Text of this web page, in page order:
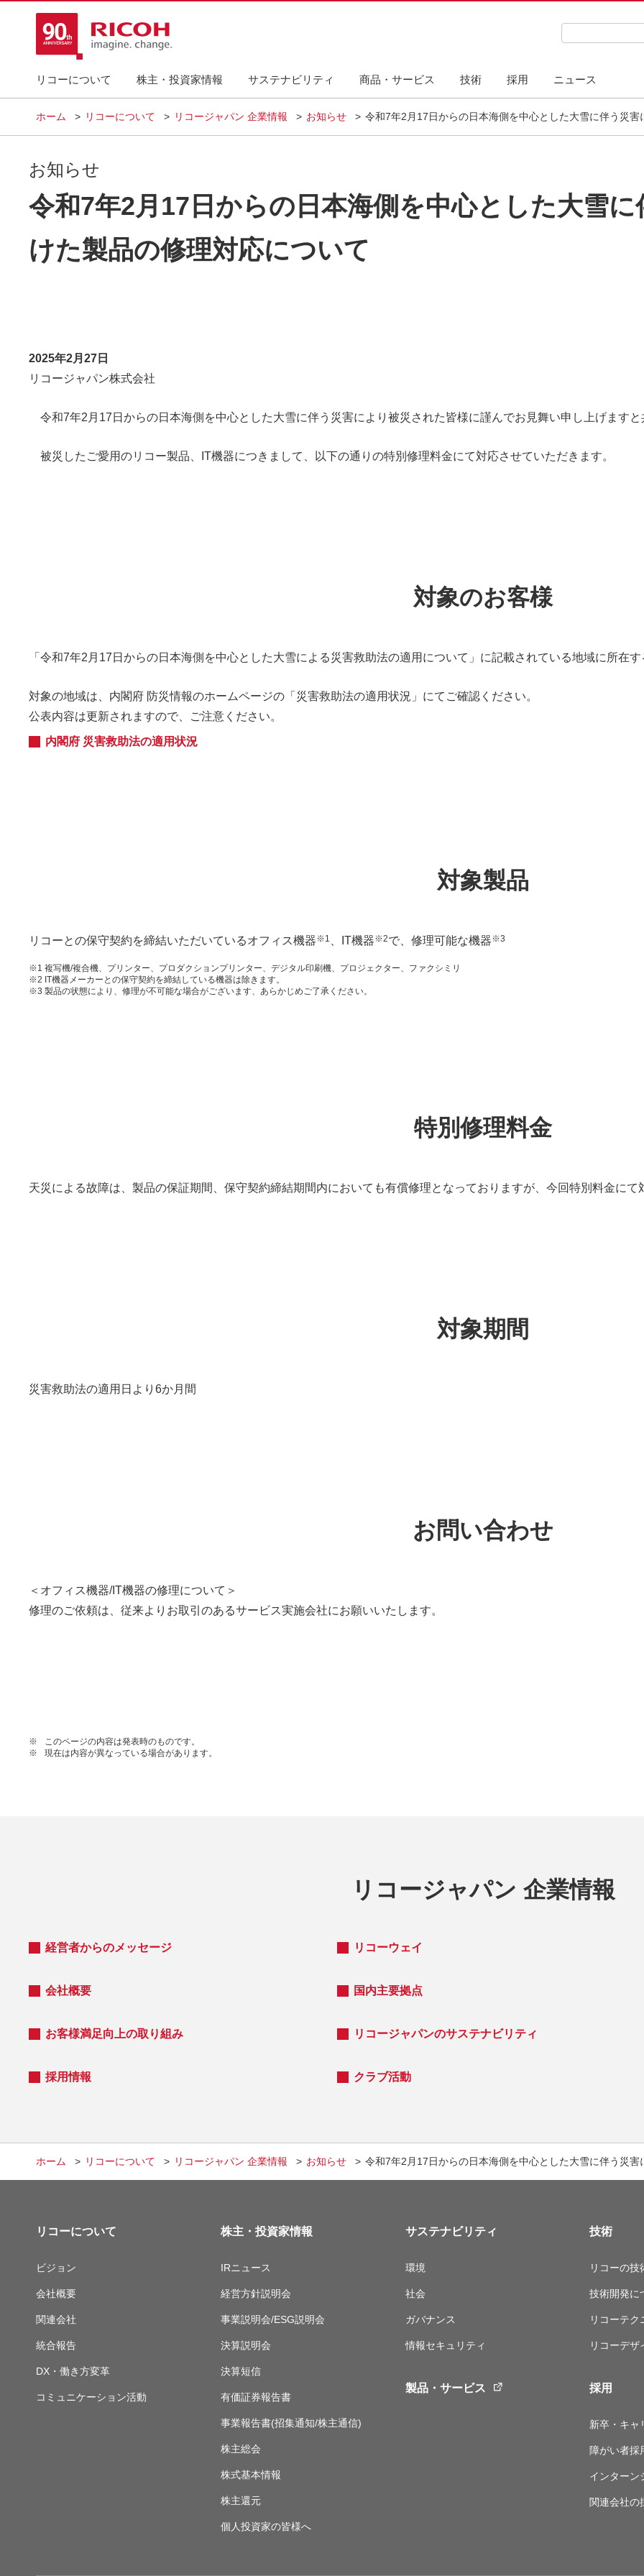
リコーについて 株主・投資家情報 サステナビリティ 商品・サービス 技術 採用 ニュース
検索キーワード
ホーム リコーについて リコージャパン 企業情報 お知らせ 令和7年2月17日からの日本海側を中心とした大雪に伴う災
お知らせ
令和7年2月17日からの日本海側を中心とした大雪
けた製品の修理対応について
2025年2月27日
リコージャパン株式会社
令和7年2月17日からの日本海側を中心とした大雪に伴う災害により被災された皆様に謹んでお見舞い申し上げます
被災したご愛用のリコー製品、IT機器につきまして、以下の通りの特別修理料金にて対応させていただきます。
対象のお客様
「令和7年2月17日からの日本海側を中心とした大雪による災害救助法の適用について」に記載されている地域に所在
対象の地域は、内閣府 防災情報のホームページの「災害救助法の適用状況」にてご確認ください。
公表内容は更新されますので、ご注意ください。
内閣府 災害救助法の適用状況
対象製品
リコーとの保守契約を締結いただいているオフィス機器※1 、IT機器※2で、修理可能な機器※3
※1 複写機/複合機、プリンター、プロダクションプリンター、デジタル印刷機、プロジェクター、ファクシミリ
※2 IT機器メーカーとの保守契約を締結している機器は除きます。
※3 製品の状態により、修理が不可能な場合がございます、あらかじめご了承ください。
特別修理料金
天災による故障は、製品の保証期間、保守契約締結期間内においても有償修理となっておりますが、今回特別料金にて
対象期間
災害救助法の適用日より6か月間
お問い合わせ
＜オフィス機器/IT機器の修理について＞
修理のご依頼は、従来よりお取引のあるサービス実施会社にお願いいたします。
※
このページの内容は発表時のものです。
※
現在は内容が異なっている場合があります。
リコージャパン 企業情報
経営者からのメッセージ リコーウェイ
会社概要 国内主要拠点
お客様満足向上の取り組み リコージャパンのサステナビリティ
採用情報 クラブ活動
ホーム リコーについて リコージャパン 企業情報 お知らせ 令和7年2月17日からの日本海側を中心とした大雪に伴う災
リコーについて
ビジョン
会社概要
関連会社
統合報告
DX・働き方変革
コミュニケーション活動
株主・投資家情報
IRニュース
経営方針説明会
事業説明会/ESG説明会
決算説明会
決算短信
有価証券報告書
事業報告書(招集通知/株主通信)
株主総会
株式基本情報
株主還元
個人投資家の皆様へ
サステナビリティ
環境
社会
ガバナンス
情報セキュリティ
製品・サービス
技術
リコーの技
技術開発に
リコーテク
リコーデザ
採用
新卒・キャ
障がい者採
インターン
関連会社の